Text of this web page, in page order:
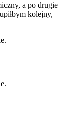
a po drugie
kolejny,